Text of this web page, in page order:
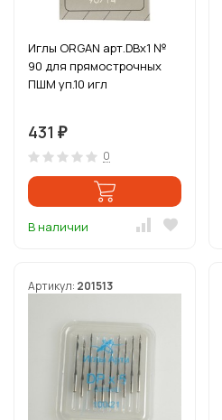
Иглы ORGAN арт.DBx1 №
90 для прямострочных
ПШМ уп.10 игл
431 ₽
0
В наличии
Артикул: 201513